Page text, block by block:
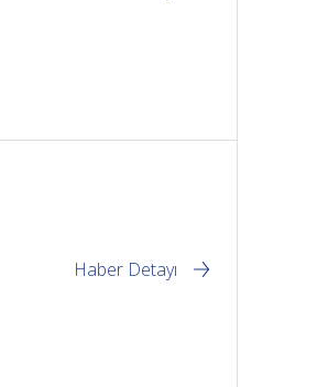
Haber Detayı